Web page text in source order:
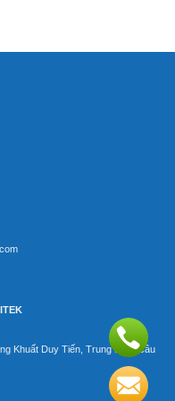
Khuất Duy Tiến, Trung Hòa, Cầu